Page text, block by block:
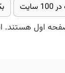
اول